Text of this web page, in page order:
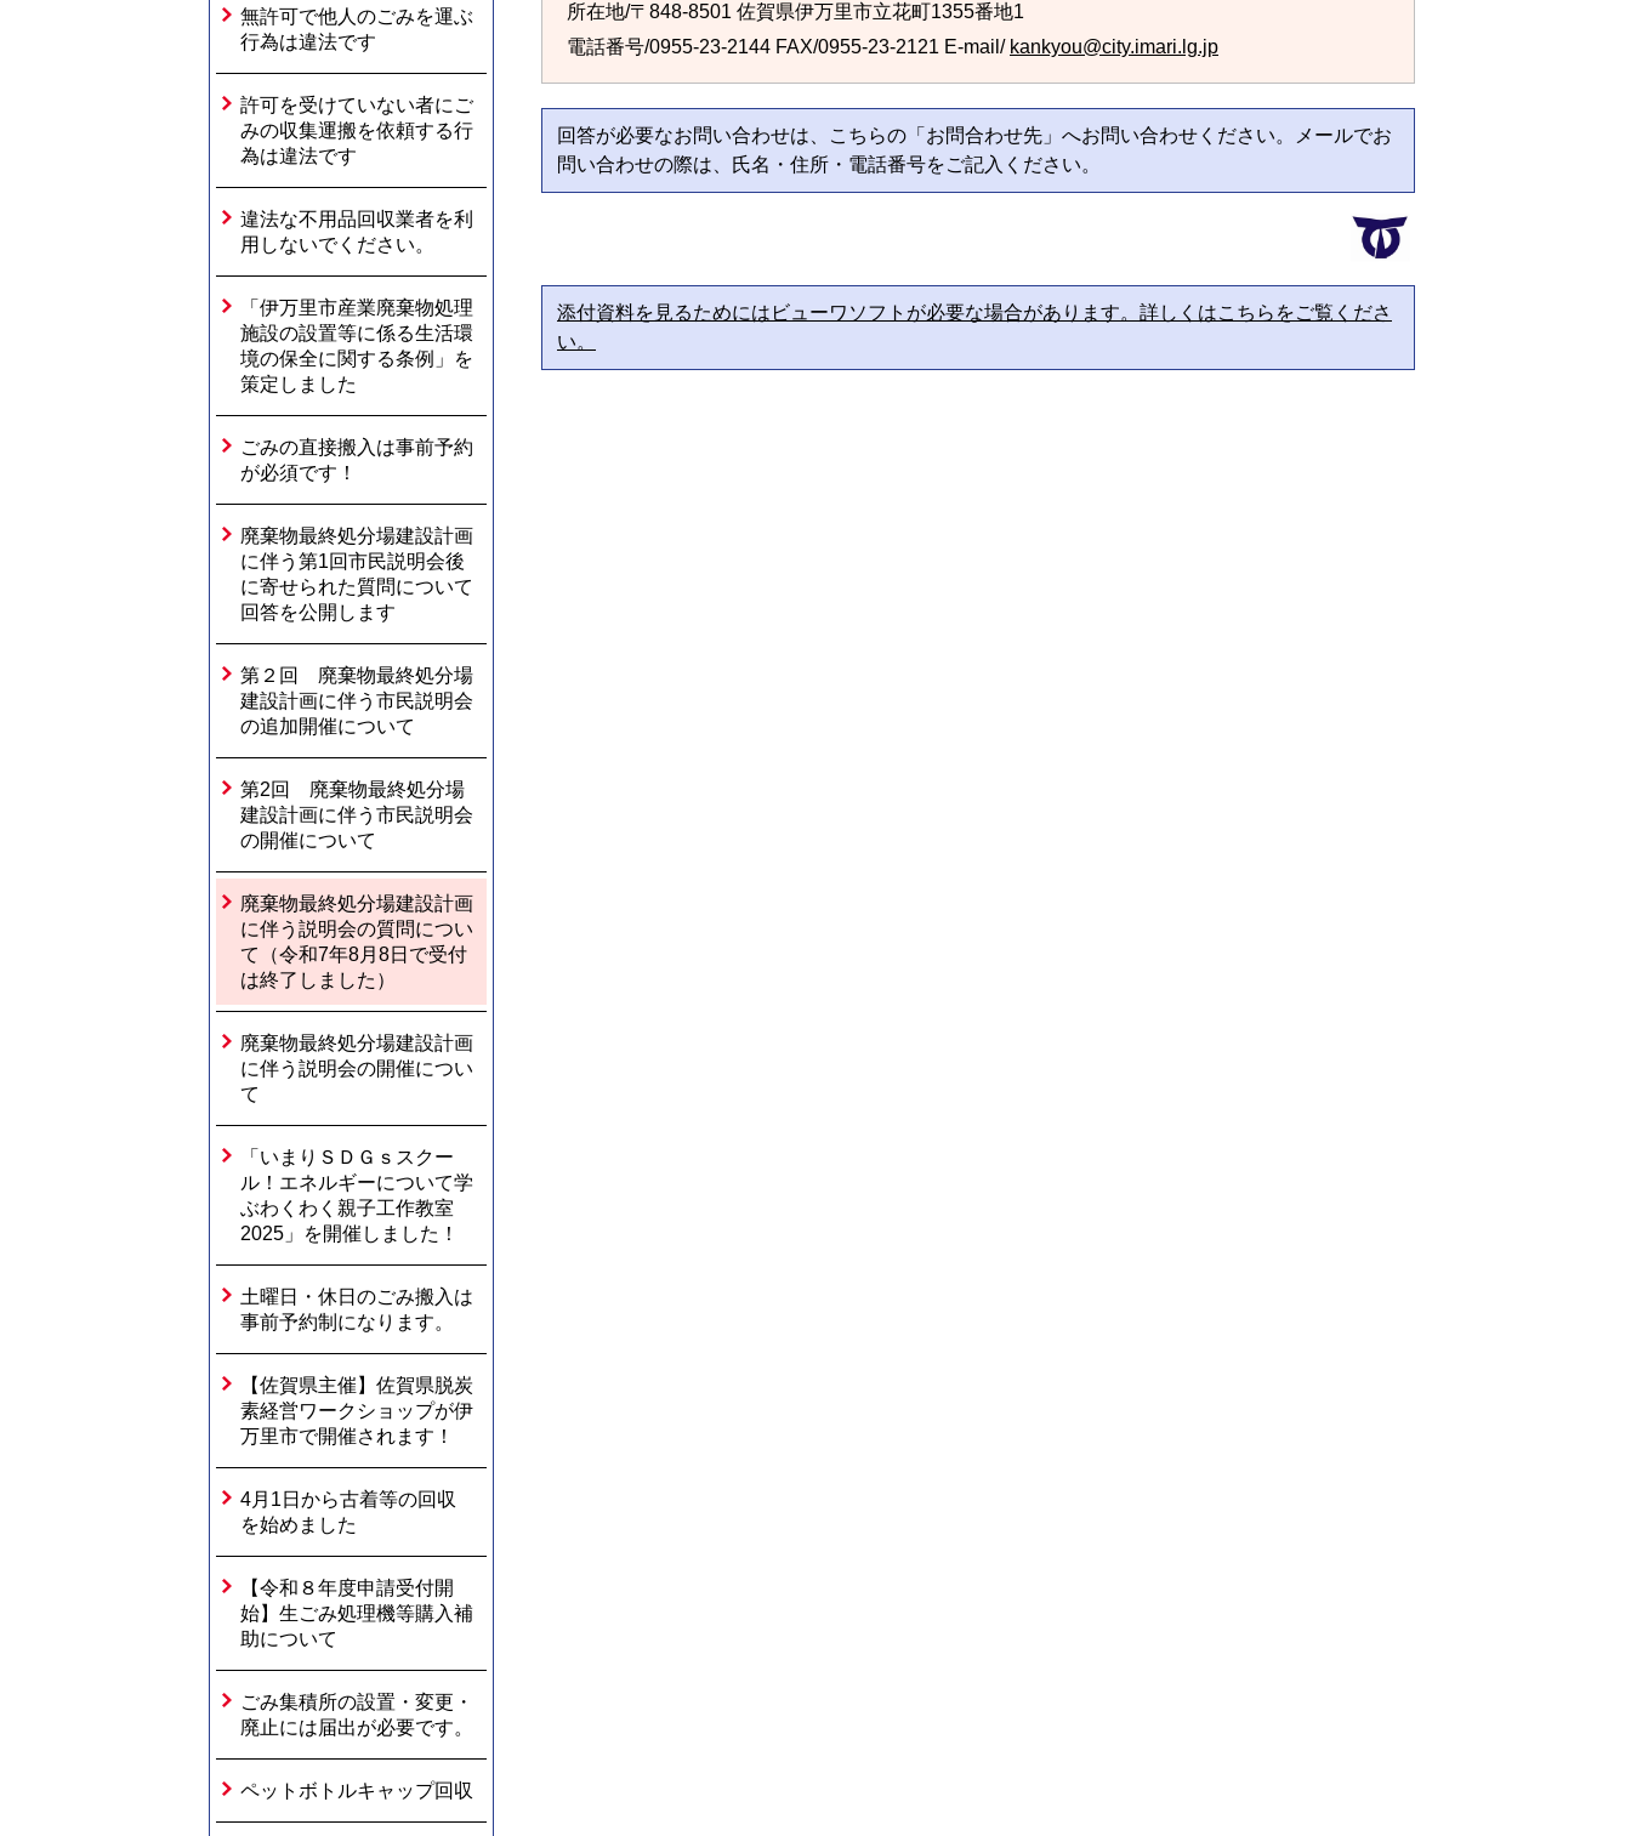
無許可で他人のごみを運ぶ
行為は違法です
許可を受けていない者にご
みの収集運搬を依頼する行
為は違法です
違法な不用品回収業者を利
用しないでください。
「伊万里市産業廃棄物処理
施設の設置等に係る生活環
境の保全に関する条例」を
策定しました
ごみの直接搬入は事前予約
が必須です！
廃棄物最終処分場建設計画
に伴う第1回市民説明会後
に寄せられた質問について
回答を公開します
第２回 廃棄物最終処分場
建設計画に伴う市民説明会
の追加開催について
第2回 廃棄物最終処分場
建設計画に伴う市民説明会
の開催について
廃棄物最終処分場建設計画
に伴う説明会の質問につい
て（令和7年8月8日で受付
は終了しました）
廃棄物最終処分場建設計画
に伴う説明会の開催につい
て
「いまりＳＤＧｓスクー
ル！エネルギーについて学
ぶわくわく親子工作教室
2025」を開催しました！
土曜日・休日のごみ搬入は
事前予約制になります。
【佐賀県主催】佐賀県脱炭
素経営ワークショップが伊
万里市で開催されます！
4月1日から古着等の回収
を始めました
【令和８年度申請受付開
始】生ごみ処理機等購入補
助について
ごみ集積所の設置・変更・
廃止には届出が必要です。
ペットボトルキャップ回収
所在地/〒848-8501 佐賀県伊万里市立花町1355番地1
電話番号/0955-23-2144 FAX/0955-23-2121 E-mail/ kankyou@city.imari.lg.jp
回答が必要なお問い合わせは、こちらの「お問合わせ先」へお問い合わせください。メールでお
問い合わせの際は、氏名・住所・電話番号をご記入ください。
添付資料を見るためにはビューワソフトが必要な場合があります。詳しくはこちらをご覧くださ
い。